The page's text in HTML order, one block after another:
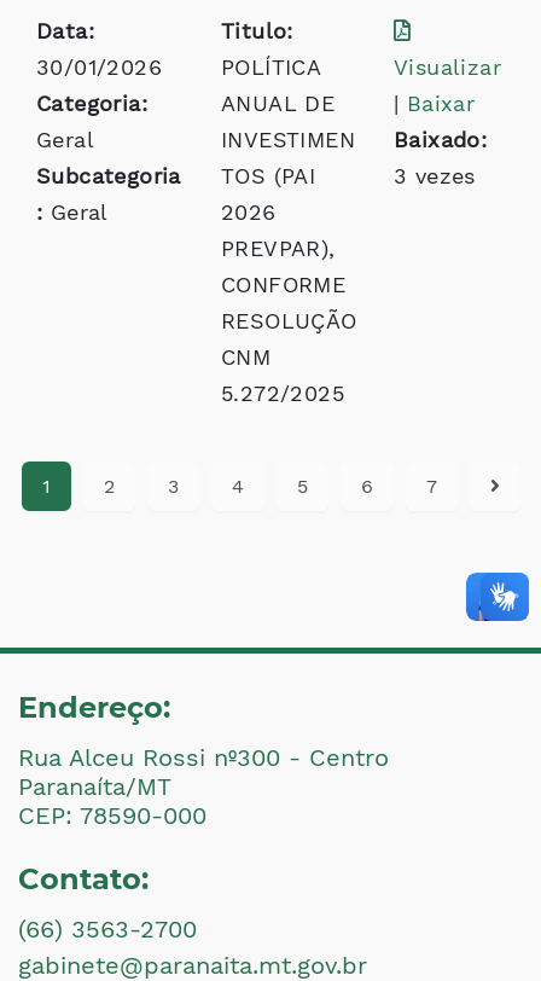
Data:
30/01/2026
Categoria:
Geral
Subcategoria
: Geral
Titulo:
POLÍTICA
ANUAL DE
INVESTIMEN
TOS (PAI
2026
PREVPAR),
CONFORME
RESOLUÇÃO
CNM
5.272/2025
Visualizar
| Baixar
Baixado:
3 vezes
1 2 3 4 5 6 7
Endereço:
Rua Alceu Rossi nº300 - Centro
Paranaíta/MT
CEP: 78590-000
Contato:
(66) 3563-2700
gabinete@paranaita.mt.gov.br